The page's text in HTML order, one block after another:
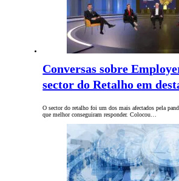
Conversas sobre
sector do Retalho em
O sector do retalho foi um dos mais afectados pela
que melhor conseguiram responder. Colocou…